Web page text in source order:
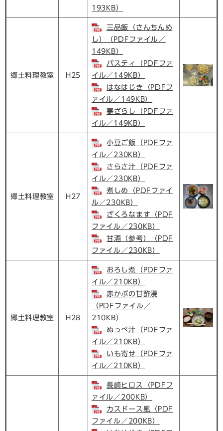
193KB）
郷土料理教室 H25
三品飯（さんちんめ
し）（PDFファイル／
149KB）
パスティ（PDFファ
イル／149KB）
はなはじき（PDFフ
ァイル／149KB）
寒ざらし（PDFファ
イル／149KB）
郷土料理教室 H27
小豆ご飯（PDFファ
イル／230KB）
さらさ汁（PDFファ
イル／230KB）
煮しめ（PDFファイ
ル／230KB）
ざくろなます（PDF
ファイル／230KB）
甘酒（参考）（PDF
ファイル／230KB）
郷土料理教室 H28
おろし煮（PDFファ
イル／210KB）
赤かぶの甘酢浸
（PDFファイル／
210KB）
ぬっぺ汁（PDFファ
イル／210KB）
いも寄せ（PDFファ
イル／210KB）
長崎ヒロス（PDFフ
ァイル／200KB）
カスドース風（PDF
ファイル／200KB）